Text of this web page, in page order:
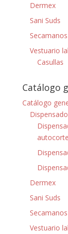
Dermex
Sani Suds
Vestuario
Casullas
Catálogo
Catálogo
autocorte
Dermex
Sani Suds
Vestuario